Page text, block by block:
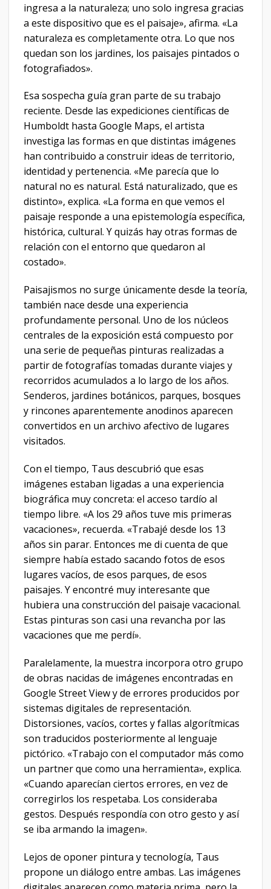
ingresa a la naturaleza; uno solo ingresa gracias
a este dispositivo que es el paisaje», afirma. «La
naturaleza es completamente otra. Lo que nos
quedan son los jardines, los paisajes pintados o
fotografiados».
Esa sospecha guía gran parte de su trabajo
reciente. Desde las expediciones científicas de
Humboldt hasta Google Maps, el artista
investiga las formas en que distintas imágenes
han contribuido a construir ideas de territorio,
identidad y pertenencia. «Me parecía que lo
natural no es natural. Está naturalizado, que es
distinto», explica. «La forma en que vemos el
paisaje responde a una epistemología específica,
histórica, cultural. Y quizás hay otras formas de
relación con el entorno que quedaron al
costado».
Paisajismos no surge únicamente desde la teoría,
también nace desde una experiencia
profundamente personal. Uno de los núcleos
centrales de la exposición está compuesto por
una serie de pequeñas pinturas realizadas a
partir de fotografías tomadas durante viajes y
recorridos acumulados a lo largo de los años.
Senderos, jardines botánicos, parques, bosques
y rincones aparentemente anodinos aparecen
convertidos en un archivo afectivo de lugares
visitados.
Con el tiempo, Taus descubrió que esas
imágenes estaban ligadas a una experiencia
biográfica muy concreta: el acceso tardío al
tiempo libre. «A los 29 años tuve mis primeras
vacaciones», recuerda. «Trabajé desde los 13
años sin parar. Entonces me di cuenta de que
siempre había estado sacando fotos de esos
lugares vacíos, de esos parques, de esos
paisajes. Y encontré muy interesante que
hubiera una construcción del paisaje vacacional.
Estas pinturas son casi una revancha por las
vacaciones que me perdí».
Paralelamente, la muestra incorpora otro grupo
de obras nacidas de imágenes encontradas en
Google Street View y de errores producidos por
sistemas digitales de representación.
Distorsiones, vacíos, cortes y fallas algorítmicas
son traducidos posteriormente al lenguaje
pictórico. «Trabajo con el computador más como
un partner que como una herramienta», explica.
«Cuando aparecían ciertos errores, en vez de
corregirlos los respetaba. Los consideraba
gestos. Después respondía con otro gesto y así
se iba armando la imagen».
Lejos de oponer pintura y tecnología, Taus
propone un diálogo entre ambas. Las imágenes